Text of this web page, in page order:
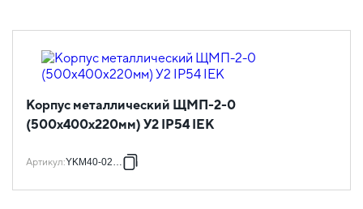
Корпус металлический ЩМП-2-0
(500х400х220мм) У2 IP54 IEK
Артикул:YKM40-02-54